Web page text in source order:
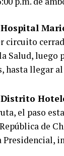
circuito
Salud, luego
hasta llegar
el paso
de
Presidencial,